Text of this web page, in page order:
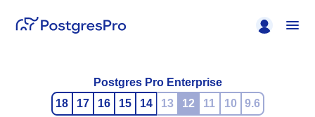
Postgres Pro Enterprise
18
17 16 15 14 13 12 11 10 9.6